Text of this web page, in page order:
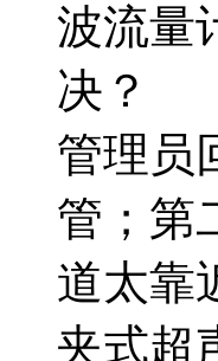
波流量
决？
管理员
管；第
道太靠
夹式超